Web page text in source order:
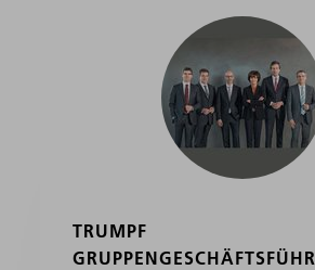
TRUMPF